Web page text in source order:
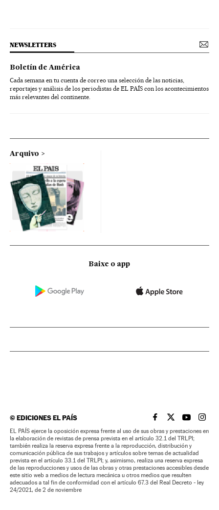
NEWSLETTERS
Boletín de América
Cada semana en tu cuenta de correo una selección de las noticias,
reportajes y análisis de los periodistas de EL PAÍS con los acontecimientos
más relevantes del continente.
Arquivo
Baixe o app
©EDICIONES EL PAÍS EL PAÍS BRASIL EN
EL PAÍSEL PAÍS
EL
EL PAÍS ejerce la oposición expresa frente al uso de sus obras y prestaciones en
la elaboración de revistas de prensa prevista en el artículo 32.1 del TRLPI;
también realiza la reserva expresa frente a la reproducción, distribución y
comunicación pública de sus trabajos y artículos sobre temas de actualidad
prevista en el artículo 33.1 del TRLPI; y, asimismo, realiza una reserva expresa
de las reproducciones y usos de las obras y otras prestaciones accesibles desde
este sitio web a medios de lectura mecánica u otros medios que resulten
adecuados a tal fin de conformidad con el artículo 67.3 del Real Decreto - ley
24/2021, de 2 de noviembre